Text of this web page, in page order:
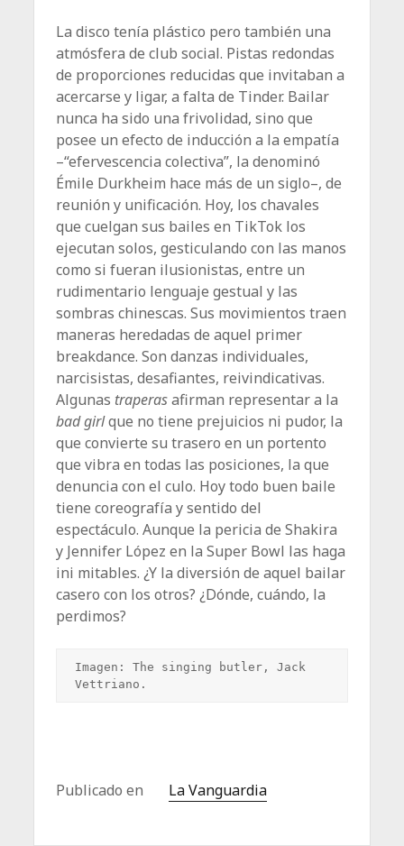
La disco tenía plástico pero también una
atmósfera de club social. Pistas redondas
de proporciones reducidas que invitaban a
acercarse y ligar, a falta de Tinder. Bailar
nunca ha sido una frivolidad, sino que
posee un efecto de inducción a la empatía
–“efervescencia colectiva”, la denominó
Émile Durkheim hace más de un siglo–, de
reunión y unificación. Hoy, los chavales
que cuelgan sus bailes en TikTok los
ejecutan solos, gesticulando con las manos
como si fueran ilusionistas, entre un
rudimentario lenguaje gestual y las
sombras chinescas. Sus movimientos traen
maneras heredadas de aquel primer
breakdance. Son danzas individuales,
narcisistas, desafiantes, reivindicativas.
Algunas traperasafirman representar a la
bad girlque no tiene prejuicios ni pudor, la
que convierte su trasero en un portento
que vibra en todas las posiciones, la que
denuncia con el culo. Hoy todo buen baile
tiene coreografía y sentido del
espectáculo. Aunque la pericia de Shakira
y Jennifer López en la Super Bowl las haga
ini mitables. ¿Y la diversión de aquel bailar
casero con los otros? ¿Dónde, cuándo, la
perdimos?
Imagen: The singing butler, Jack
Vettriano.
Publicado en La Vanguardia